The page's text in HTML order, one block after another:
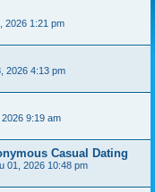
2026 1:21 pm
2026 4:13 pm
9:19 am
Casual Dating
01, 2026 10:48 pm